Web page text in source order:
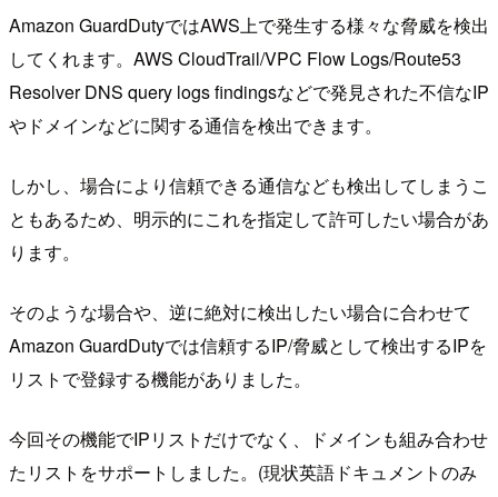
Amazon GuardDutyではAWS上で発生する様々な脅威を検出
してくれます。AWS CloudTrail/VPC Flow Logs/Route53
Resolver DNS query logs findingsなどで発見された不信なIP
やドメインなどに関する通信を検出できます。
しかし、場合により信頼できる通信なども検出してしまうこ
ともあるため、明示的にこれを指定して許可したい場合があ
ります。
そのような場合や、逆に絶対に検出したい場合に合わせて
Amazon GuardDutyでは信頼するIP/脅威として検出するIPを
リストで登録する機能がありました。
今回その機能でIPリストだけでなく、ドメインも組み合わせ
たリストをサポートしました。(現状英語ドキュメントのみ